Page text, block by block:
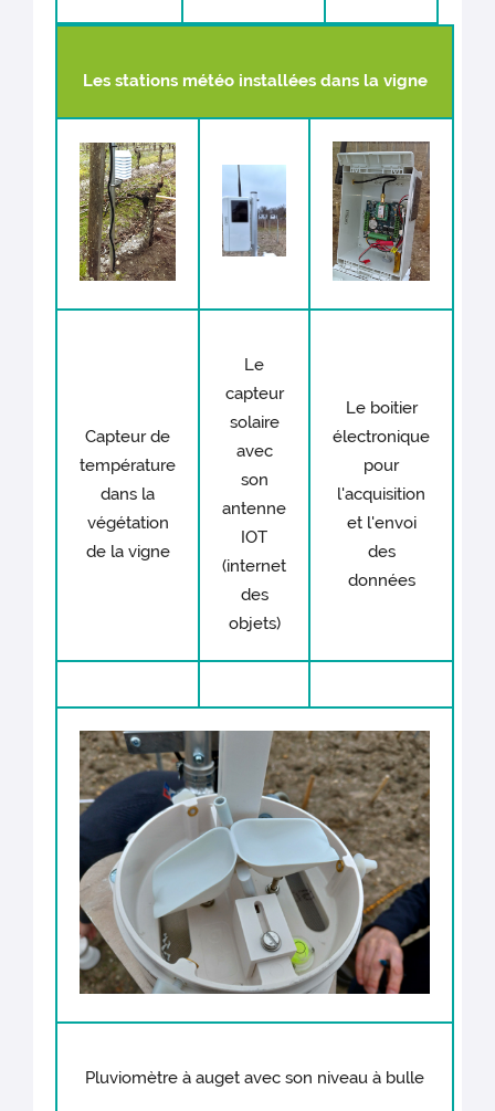
Les stations météo installées dans la vigne
Capteur de
température
dans la
végétation
de la vigne
Le
capteur
solaire
avec
son
antenne
IOT
(internet
des
objets)
Le boitier
électronique
pour
l'acquisition
et l'envoi
des
données
Pluviomètre à auget avec son niveau à bulle